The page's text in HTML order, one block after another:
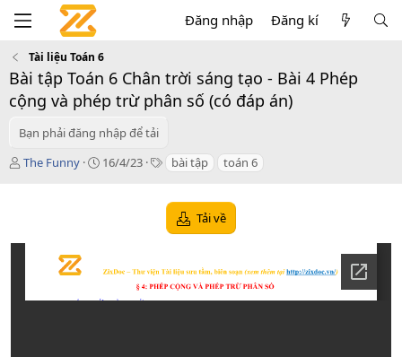
Đăng nhập Đăng kí
Tài liệu Toán 6
Bài tập Toán 6 Chân trời sáng tạo - Bài 4 Phép
cộng và phép trừ phân số (có đáp án)
Bạn phải đăng nhập để tải
T
ả
The Funny
C
n
16/4/23
T
s
bài tập toán 6
Tải về